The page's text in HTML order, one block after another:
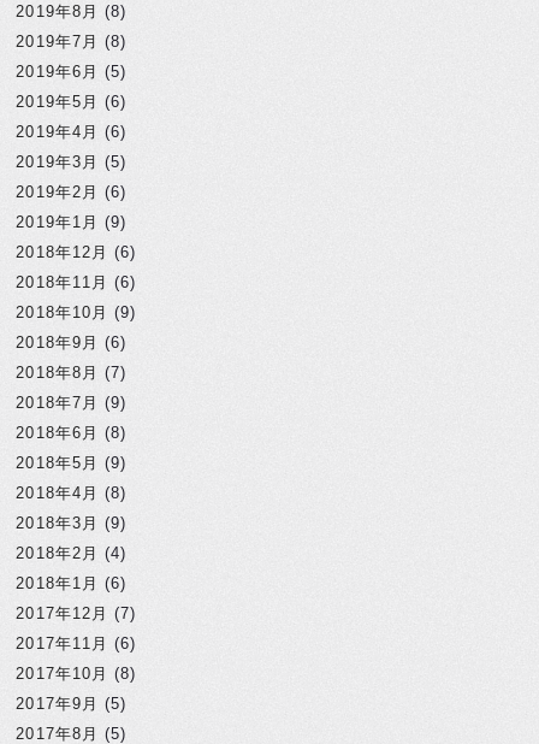
2019年8月 (8)
2019年7月 (8)
2019年6月 (5)
2019年5月 (6)
2019年4月 (6)
2019年3月 (5)
2019年2月 (6)
2019年1月 (9)
2018年12月 (6)
2018年11月 (6)
2018年10月 (9)
2018年9月 (6)
2018年8月 (7)
2018年7月 (9)
2018年6月 (8)
2018年5月 (9)
2018年4月 (8)
2018年3月 (9)
2018年2月 (4)
2018年1月 (6)
2017年12月 (7)
2017年11月 (6)
2017年10月 (8)
2017年9月 (5)
2017年8月 (5)